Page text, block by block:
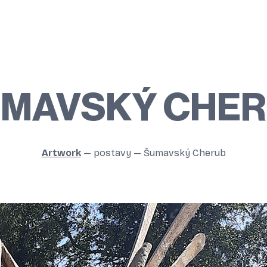
Artwork— postavy — Šumavský Cherub